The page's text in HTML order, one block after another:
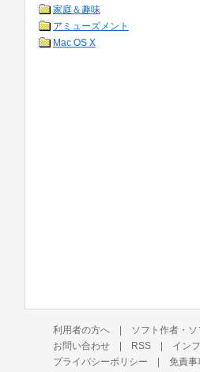
家庭＆趣味
アミューズメント
Mac OS X
利用者の方へ | ソフト作者・
お問い合わせ | RSS | イン
プライバシーポリシー | 免責事